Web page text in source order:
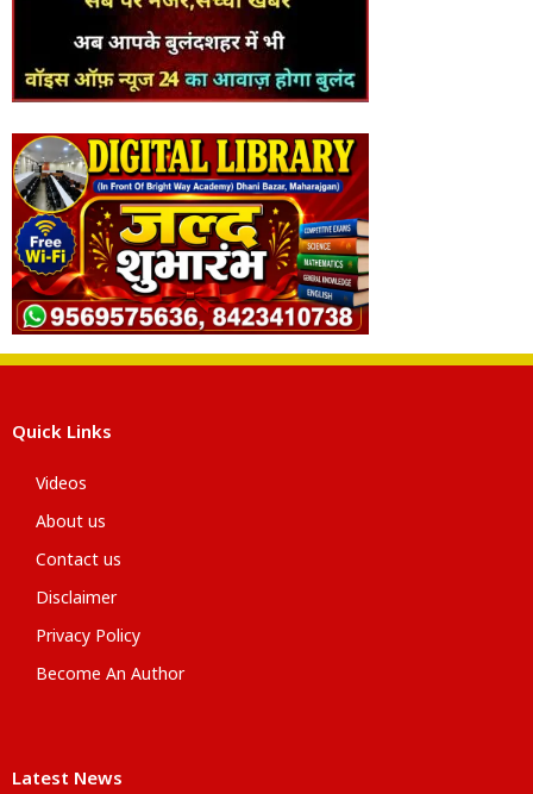
Quick Links
Videos
About us
Contact us
Disclaimer
Privacy Policy
Become An Author
Latest News